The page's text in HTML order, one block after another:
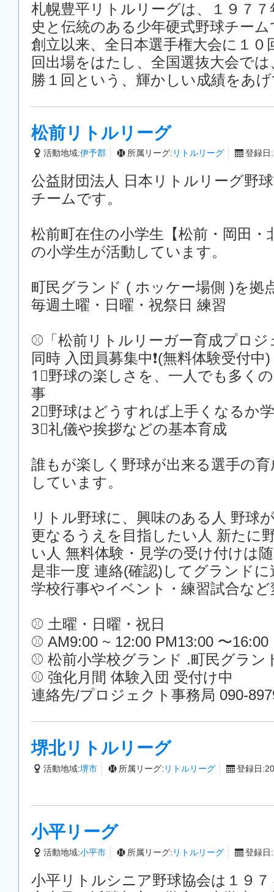
札幌豊平リトルリーグは、１９７
史と伝統のある少年硬式野球チー
創立以来、全日本選手権大会に１０
回出場をはたし、全国選抜大会で
勝１回という、輝かしい成績をあ
松前リトルリーグ
活動地域:伊予郡 所属リーグ: リトルリーグ 登録日
公益財団法人 日本リトルリーグ野
チームです。
松前町在住の小学生【松前・岡田・
の小学生が活動しています。
町民グランド ( ホッケー場側 )を拠
毎週土曜・日曜・祝祭日 練習
⚾️「松前リトルリーガー育成プロ
同時 入団員募集中❗️(無料体験受付中)
1⃣野球の楽しさを、一人でも多く
事
2⃣野球はどうすれば上手くなるか
3⃣礼儀や挨拶などの基本育成
誰もが楽しく野球が出来る選手の
しています。
リトル野球に、興味のある人 野球
更なるうえを目指したい人 新たに
い人 無料体験・見学の受け付けは
是非一度 連絡(確認)してグランド
学校行事やイベント・練習試合など
⚾️ 土曜・日曜・祝日
⚾️ AM9:00 ~ 12:00 PM13:00 〜16:00
⚾️ 松前小学校グランド .町民グラン
⚾️ 強化月間 体験入団 受付け中
連絡先/プロジェクト事務局 090-
堺北リトルリーグ
活動地域:堺市 所属リーグ: リトルリーグ 登録日
小平リーグ
活動地域:小平市 所属リーグ: リトルリーグ 登録日
小平リトルシニア野球協会は１９